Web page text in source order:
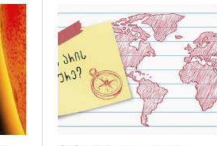
გადახედვა